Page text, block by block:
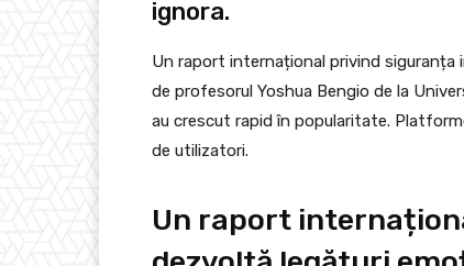
ignora.
Un raport internațional privind siguranța
de profesorul Yoshua Bengio de la
au crescut rapid în popularitate.
de utilizatori.
Un raport